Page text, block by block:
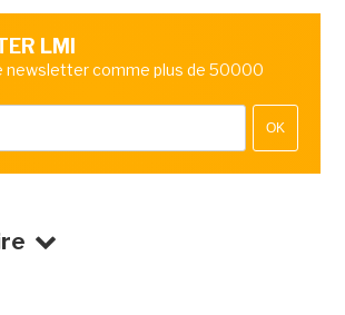
LMI
newsletter comme plus de 50000
OK